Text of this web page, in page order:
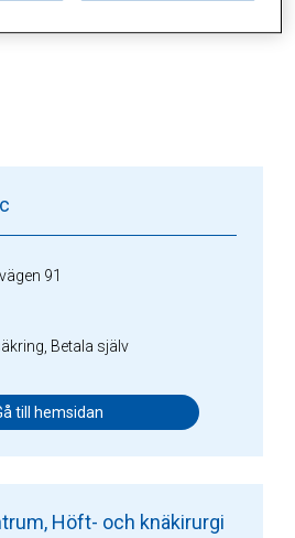
91
Betala själv
till hemsidan
Höft- och knäkirurgi